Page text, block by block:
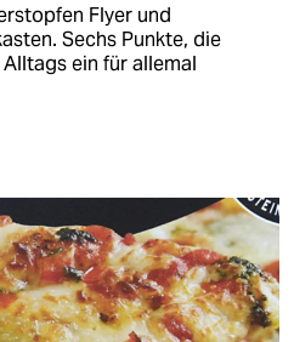
Flyer und
Sechs Punkte, die
ein für allemal